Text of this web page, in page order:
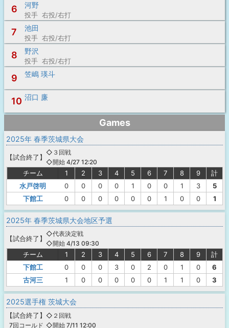
6 河野
投手 右投/右打
7 池田
投手 右投/右打
8 野沢
投手 右投/右打
9 笠嶋 瑛斗
10 沼口 廉
Games
2025年 春季茨城県大会
【試合終了 】
◇３回戦
◇開始 4/27 12:20
チーム 1 2 3 4 5 6 7 8 9
計
水戸啓明
0 0 0 0 1 0 0 1 3
5
下館工
0 0 0 0 0 0 1 0 0 1
2025年 春季茨城県大会地区予選
【試合終了 】
◇代表決定戦
◇開始 4/13 09:30
チーム 1 2 3 4 5 6 7 8 9
計
下館工
0 0 0 3 0 2 0 1 0
6
古河三
1 0 0 0 0 0 1 1 0 3
2025選手権 茨城大会
【試合終了 】
7回コールド
◇２回戦
◇開始 7/11 12:00